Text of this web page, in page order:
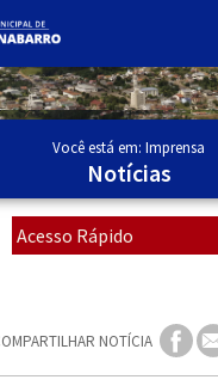
Você está em: Imprensa
Notícias
NOTÍCIA